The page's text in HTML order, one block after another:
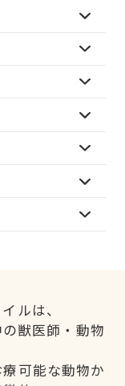
ルは、
獣医師・動物
可能な動物か